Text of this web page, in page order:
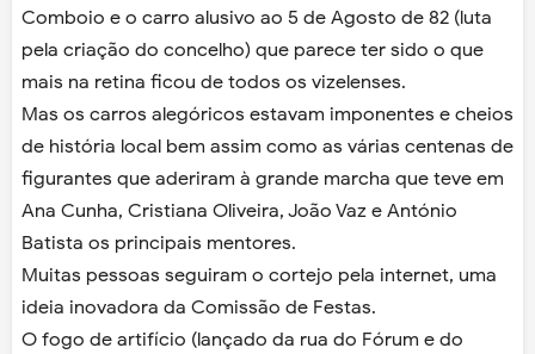
Comboio e o carro alusivo ao 5 de Agosto de 82 (luta
pela criação do concelho) que parece ter sido o que
mais na retina ficou de todos os vizelenses.
Mas os carros alegóricos estavam imponentes e cheios
de história local bem assim como as várias centenas de
figurantes que aderiram à grande marcha que teve em
Ana Cunha, Cristiana Oliveira, João Vaz e António
Batista os principais mentores.
Muitas pessoas seguiram o cortejo pela internet, uma
ideia inovadora da Comissão de Festas.
O fogo de artifício (lançado da rua do Fórum e do